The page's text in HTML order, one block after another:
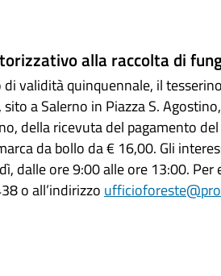
alla raccolta di
validità quinquennale, il
sito a Salerno in Piazza S.
della ricevuta del pagamento
da bollo da € 16,00. Gli
dalle ore 9:00 alle ore 13:00.
o all’indirizzo